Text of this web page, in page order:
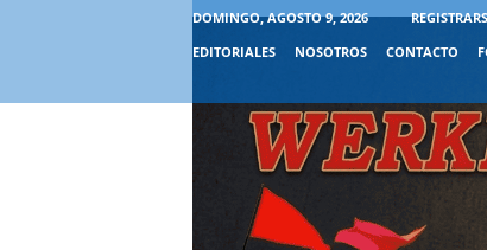
DOMINGO, AGOSTO 9, 2026
EDITORIALES
NOSOTROS CONTACTO